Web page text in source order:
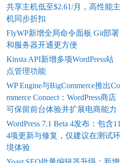
共享主机低至$2.61/月，高性能主
机同步折扣
FlyWP新增全局命令面板 Git部署
和服务器开通更方便
Kinsta API新增多项WordPress站
点管理功能
WP Engine与BigCommerce推出Co
mmerce Connect：WordPress商店
可保留前台体验并扩展电商能力
WordPress 7.1 Beta 4发布：包含11
4项更新与修复，仅建议在测试环
境体验